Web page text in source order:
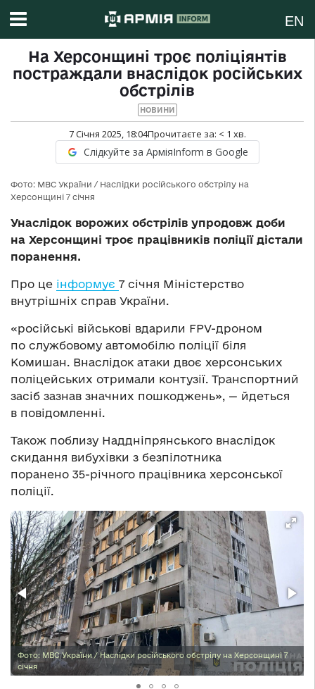
EN
На Херсонщині троє поліціянтів
постраждали внаслідок російських
обстрілів
НОВИНИ
7 Січня 2025, 18:04Прочитаєте за: < 1 хв.
Слідкуйте за АрміяInform в Google
Фото: МВС України / Наслідки російського обстрілу на
Херсонщині 7 січня
Унаслідок ворожих обстрілів упродовж доби
на Херсонщині троє працівників поліції дістали
поранення.
Про це інформує 7 січня Міністерство
внутрішніх справ України.
«російські військові вдарили FPV-дроном
по службовому автомобілю поліції біля
Комишан. Внаслідок атаки двоє херсонських
поліцейських отримали контузії. Транспортний
засіб зазнав значних пошкоджень», — йдеться
в повідомленні.
Також поблизу Наддніпрянського внаслідок
скидання вибухівки з безпілотника
поранено 35-річного працівника херсонської
поліції.
Фото: МВС України / Наслідки російського обстрілу на Херсонщині 7
січня